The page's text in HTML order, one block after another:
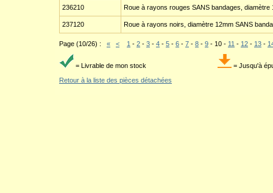
236210 Roue à rayons rouges SANS bandages, diamètre
237120 Roue à rayons noirs, diamètre 12mm SANS
Page (10/26) : « < 1 - 2 - 3 - 4 - 5 - 6 - 7 - 8 - 9 - 10 - 11 - 12 - 13 -
= Livrable de mon stock = Jusqu'à
Retour à la liste des pièces détachées